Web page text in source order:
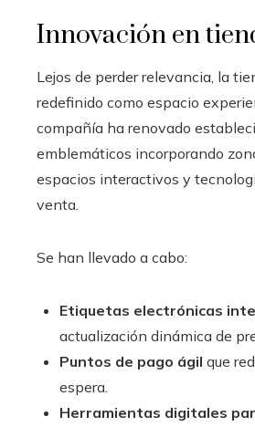
Innovación en
Lejos de perder relevancia, la
redefinido como espacio
compañía ha renovado
emblemáticos incorporando
espacios interactivos y
venta.
Se han llevado a cabo:
Etiquetas electrónicas
actualización dinámica de
Puntos de pago ágil que
espera.
Herramientas digitales